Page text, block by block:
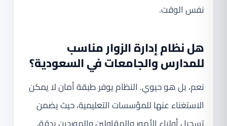
نفس الوقت.
هل نظام إدارة الزوار مناسب
للمدارس والجامعات في السعودية؟
نعم، بل هو حيوي. النظام يوفر طبقة أمان لا يمكن
الاستغناء عنها للمؤسسات التعليمية، حيث يضمن